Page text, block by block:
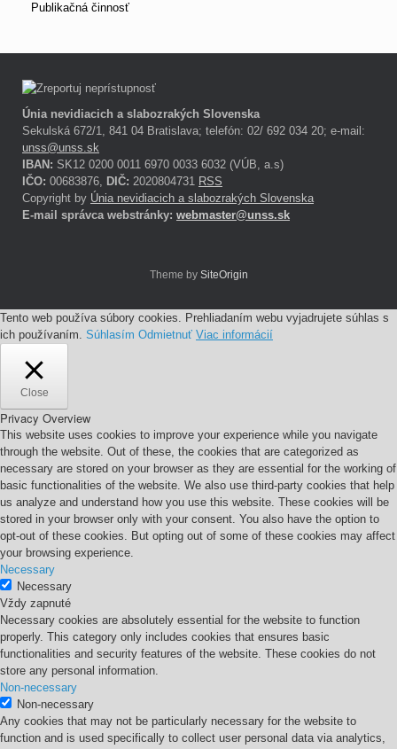
Publikačná činnosť
Únia nevidiacich a slabozrakých Slovenska
Sekulská 672/1, 841 04 Bratislava; telefón: 02/ 692 034 20; e-mail:
unss@unss.sk
IBAN: SK12 0200 0011 6970 0033 6032 (VÚB, a.s)
IČO: 00683876, DIČ: 2020804731 RSS
Copyright by Únia nevidiacich a slabozrakých Slovenska
E-mail správca webstránky: webmaster@unss.sk
Theme by SiteOrigin
Tento web používa súbory cookies. Prehliadaním webu vyjadrujete súhlas s
ich používaním. Súhlasím Odmietnuť Viac informácií
Close
Privacy Overview
This website uses cookies to improve your experience while you navigate
through the website. Out of these, the cookies that are categorized as
necessary are stored on your browser as they are essential for the working of
basic functionalities of the website. We also use third-party cookies that help
us analyze and understand how you use this website. These cookies will be
stored in your browser only with your consent. You also have the option to
opt-out of these cookies. But opting out of some of these cookies may affect
your browsing experience.
Necessary
Necessary
Vždy zapnuté
Necessary cookies are absolutely essential for the website to function
properly. This category only includes cookies that ensures basic
functionalities and security features of the website. These cookies do not
store any personal information.
Non-necessary
Non-necessary
Any cookies that may not be particularly necessary for the website to
function and is used specifically to collect user personal data via analytics,